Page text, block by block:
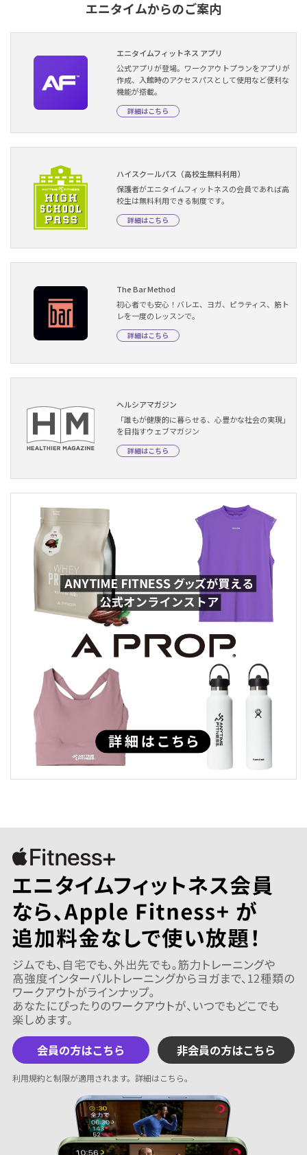
エニタイムからのご案内
エニタイムフィットネス アプリ
公式アプリが登場。ワークアウトプランをアプリが
作成、入館時のアクセスパスとして使用など便利な
機能が搭載。
詳細はこちら
ハイスクールパス（高校生無料利用）
保護者がエニタイムフィットネスの会員であれば高
校生は無料利用できる制度です。
詳細はこちら
The Bar Method
初心者でも安心！バレエ、ヨガ、ピラティス、筋ト
レを一度のレッスンで。
詳細はこちら
ヘルシアマガジン
「誰もが健康的に暮らせる、心豊かな社会の実現」
を目指すウェブマガジン
詳細はこちら
会員の方はこちら 非会員の方はこちら
利用規約と制限が適用されます。 詳細はこちら。